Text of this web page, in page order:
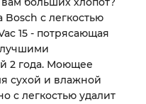
с легкостью
15 - потрясающая
2 года. Моющее
сухой и влажной
с легкостью удалит